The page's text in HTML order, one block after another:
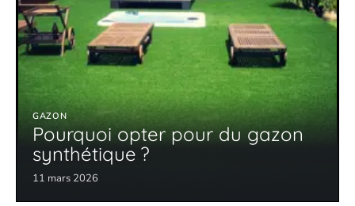
GAZON
Pourquoi opter pour du gazon
synthétique ?
11 mars 2026